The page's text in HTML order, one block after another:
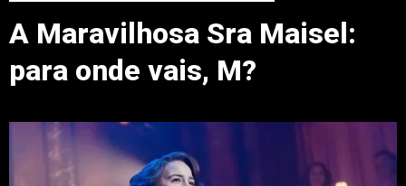
A Maravilhosa Sra Maisel:
para onde vais, M?